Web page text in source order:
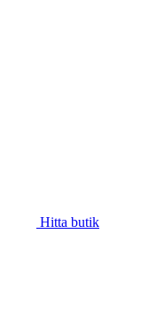
Hitta butik